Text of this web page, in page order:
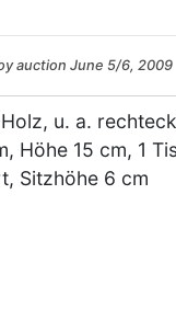
auction June 5/6, 2009
u. a.
Höhe 15 cm, 1
Sitzhöhe 6 cm